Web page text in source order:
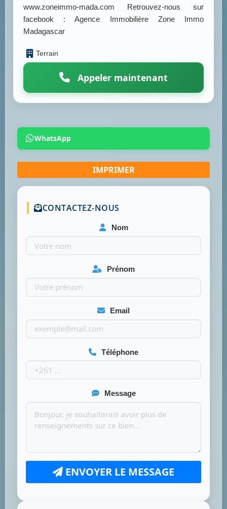
www.zoneimmo-mada.com Retrouvez-nous sur
facebook : Agence Immobilière Zone Immo
Madagascar
Terrain
Appeler maintenant
WhatsApp
CONTACTEZ-NOUS
Nom
Prénom
Email
Téléphone
Message
ENVOYER LE MESSAGE